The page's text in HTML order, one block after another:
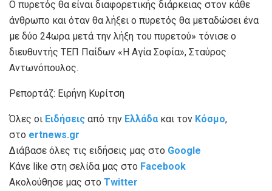
Ο πυρετός θα είναι διαφορετικής διάρκειας στον κάθε
άνθρωπο και όταν θα λήξει ο πυρετός θα μεταδώσει ένα
με δύο 24ωρα μετά την λήξη του πυρετού» τόνισε ο
διευθυντής ΤΕΠ Παίδων «Η Αγία Σοφία», Σταύρος
Αντωνόπουλος.
Ρεπορτάζ: Ειρήνη Κυρίτση
Όλες οι Ειδήσεις από την Ελλάδα και τον Κόσμο,
στο ertnews.gr
Διάβασε όλες τις ειδήσεις μας στο Google
Κάνε like στη σελίδα μας στο Facebook
Ακολούθησε μας στο Twitter